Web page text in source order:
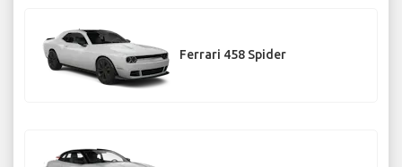
Ferrari 458 Spider